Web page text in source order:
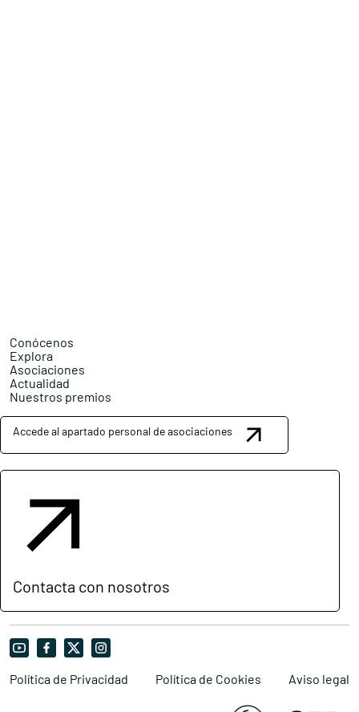
Conócenos
Explora
Asociaciones
Actualidad
Nuestros premios
Accede al apartado personal de asociaciones
Contacta con nosotros
Política de Privacidad Política de Cookies Aviso legal